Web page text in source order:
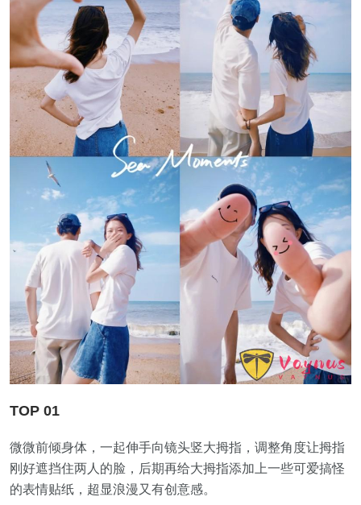
TOP 01
微微前倾身体，一起伸手向镜头竖大拇指，调整角度让拇指
刚好遮挡住两人的脸，后期再给大拇指添加上一些可爱搞怪
的表情贴纸，超显浪漫又有创意感。